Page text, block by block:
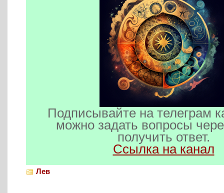
Подписывайте на телеграм
можно задать вопросы
получить ответ.
Ссылка на канал
Лев